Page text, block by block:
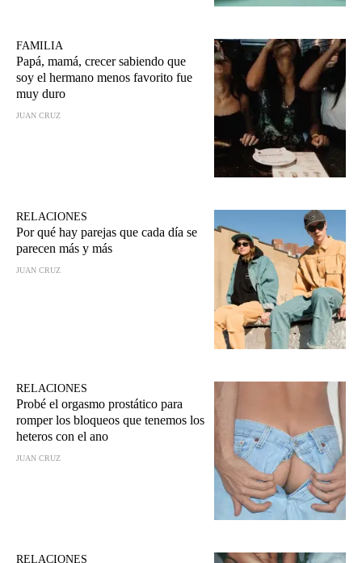
FAMILIA
Papá, mamá, crecer sabiendo que
soy el hermano menos favorito fue
muy duro
JUAN CRUZ
RELACIONES
Por qué hay parejas que cada día se
parecen más y más
JUAN CRUZ
RELACIONES
Probé el orgasmo prostático para
romper los bloqueos que tenemos los
heteros con el ano
JUAN CRUZ
RELACIONES